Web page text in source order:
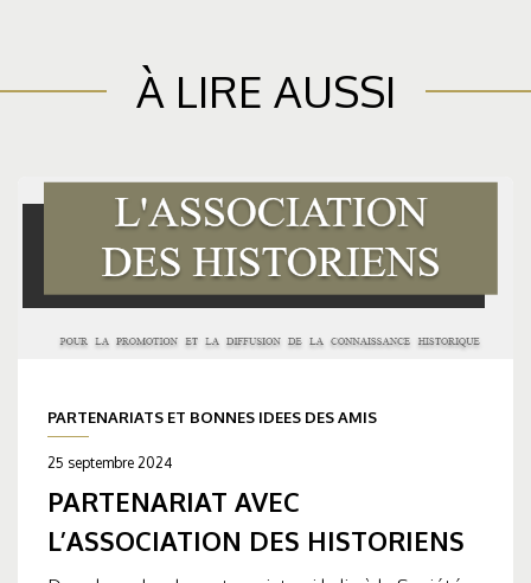
À LIRE AUSSI
PARTENARIATS ET BONNES IDEES DES AMIS
25 septembre 2024
PARTENARIAT AVEC
L’ASSOCIATION DES HISTORIENS